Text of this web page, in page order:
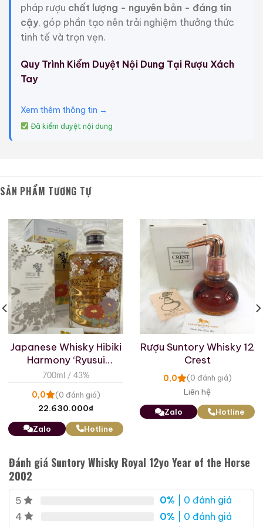
500ml / 40%
0,0 (0 đánh giá)
Zalo Hotline
Họa Hữu Nghị 2021
500ml / 53%
Zalo Hotline
Giới Thiệu Một Số Mẫu Rượu Whisky
Macallan 18 Sherry
Oak 1997
700ml / 43%
0,0 (0 đánh giá)
28.680.000₫
Zalo Hotline
Macallan 18 Sherry
Oak 1996
700ml / 43%
0,0 (0 đánh giá)
28.880.000
Zalo Hotline
Giới Thiệu Một Số Mẫu Rượu Brandy
pháp rượu chất lượng - nguyên bản - đáng tin
cậy, góp phần tạo nên trải nghiệm thưởng thức
tinh tế và trọn vẹn.
Quy Trình Kiểm Duyệt Nội Dung Tại Rượu Xách
Tay
Xem thêm thông tin →
Đã kiểm duyệt nội dung
SẢN PHẨM TƯƠNG TỰ
Japanese Whisky Hibiki
Harmony ‘Ryusui
Hyakka’ Limited Edition
700ml / 43%
0,0 (0 đánh giá)
22.630.000₫
Zalo Hotline
Rượu Suntory Whisky 12
Crest
0,0 (0 đánh giá)
Liên hệ
Zalo Hotline
Đánh giá Suntory Whisky Royal 12yo Year of the Horse
2002
5 0% | 0 đánh giá
4
0% | 0 đánh giá